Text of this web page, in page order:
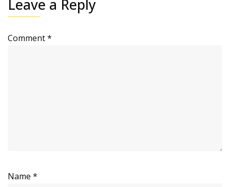
Leave a Reply
Comment*
Name *